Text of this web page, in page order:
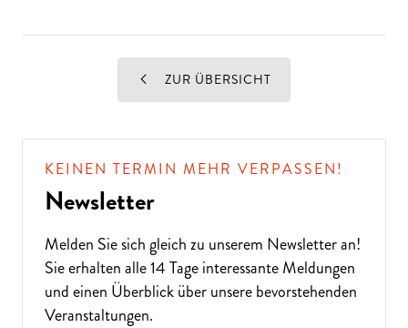
ZUR ÜBERSICHT
KEINEN TERMIN MEHR VERPASSEN!
Newsletter
Melden Sie sich gleich zu unserem Newsletteran!
Sie erhalten alle 14 Tage interessante Meldungen
und einen Überblick über unsere bevorstehenden
Veranstaltungen.